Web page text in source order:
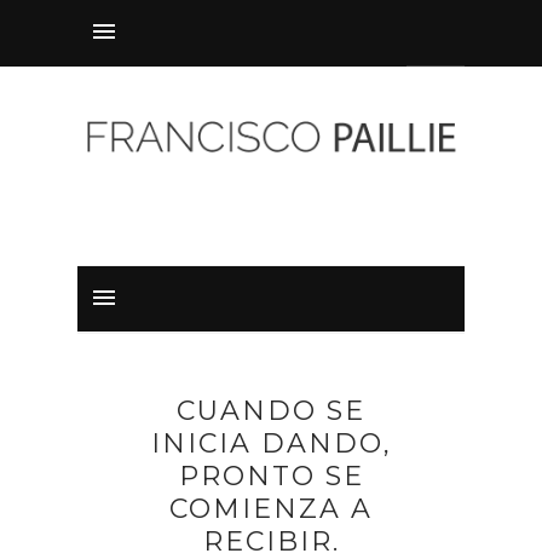
CUANDO SE
INICIA DANDO,
PRONTO SE
COMIENZA A
RECIBIR.